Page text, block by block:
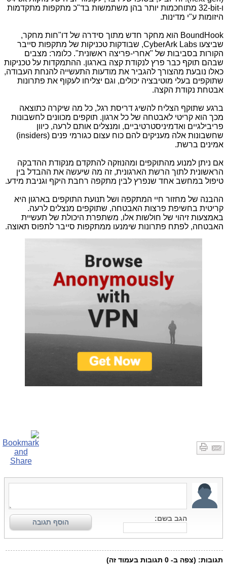
ו-32-bit מתוחכמות יותר בהן משתמשות בד"כ מתקפות מתקדמות
היזומות ע"י מדינות.
BoundHook הוא מחקר חדש מתוך סידרה של דו"חות מחקר,
שביצעו CyberArk Labs, שבודקות טכניקות של מתקפות סייבר
הקורות בסביבות של "אחרי-פריצה ראשונית". כלומר: מצבים
שבהם תוקף כבר פרץ לנקודת קצה בארגון. ההתמקדות על טכניקות
כאלו נובעת מהצורך להגביר את מודעות התעשייה להנחת העבודה,
שתוקפים בעלי מוטיבציה יכולים, וגם יצליחו לעקוף את פתרונות
אבטחת נקודת הקצה.
ברגע שתוקף הצליח להשיג דריסת רגל, כל מה שיקרה כתוצאה
מכך הוא קריטי לאבטחה של כל ארגון. תוקפים מכוונים לחשבונות
פריבילגיים ואדמיניסטרטיביים, ומנצלים אותם לרעה, כיוון
שחשבונות אלה מעניקים להם כוח עצום כגורמי פנים (insiders)
אמינים ברשת.
אם ניתן למנוע מהתוקפים ומהנוזקה להתקדם מנקודת ההדבקה
הראשונית לתוך הרשת הארגונית, זה מה שיעשה את ההבדל בין
טיפול במחשב אחד שנפרץ לבין מתקפה רחבת היקף וגניבת מידע.
ההבנה של מחזור חיי המתקפה ושל תנועת התוקפים בארגון היא
קריטית בחשיפת פרצות האבטחה, שתוקפים מנצלים לרעה.
באמצעות זיהוי של חולשות אלו, משתפרת היכולת של תעשיית
האבטחה, לפתח פתרונות שימנעו ממתקפות סייבר לתפוס תאוצה.